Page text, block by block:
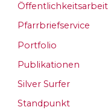
Öffentlichkeitsarbeit
Pfarrbriefservice
Portfolio
Publikationen
Silver Surfer
Standpunkt